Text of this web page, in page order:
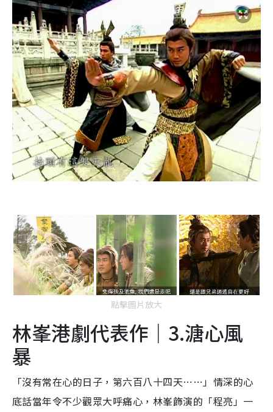
點擊圖片放大
林峯港劇代表作｜3.溏心風
暴
「沒有常在心的日子，第六百八十四天⋯⋯」情深的心
底話當年令不少觀眾大呼痛心，林峯飾演的「程亮」一